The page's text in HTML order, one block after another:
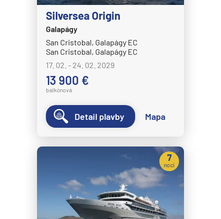
Disney Dream
Disney Fantasy
Disney Magic
Disney Treasure
Disney Wonder
Explora Journeys
Explora I
Explora V
Explora VI
Silversea Origin
Galapágy
San Cristobal, Galapágy EC
San Cristobal, Galapágy EC
17. 02. - 24. 02. 2029
13 900 €
balkónová
Detail plavby Mapa
7
nocí